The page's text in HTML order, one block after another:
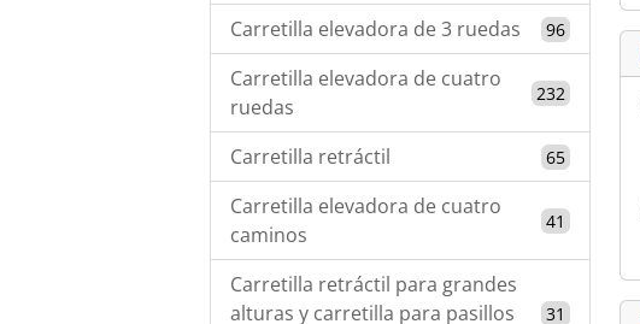
Carretilla elevadora de 3 ruedas 96
Carretilla elevadora de cuatro
ruedas
232
Carretilla retráctil 65
Carretilla elevadora de cuatro
caminos
41
Carretilla retráctil para grandes
alturas y carretilla para pasillos
31